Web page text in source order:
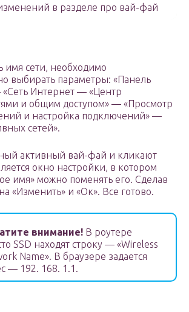
в разделе про вай-фай
имя сети, необходимо
выбирать параметры: «Панель
Интернет — «Центр
и общим доступом» — «Просмотр
и настройка подключений» —
сетей».
активный вай-фай и кликают
окно настройки, в котором
имя» можно поменять его. Сделав
«Изменить» и «Ок». Все готово.
внимание! В роутере
SSD находят строку — «Wireless
Name». В браузере задается
— 192. 168. 1.1.